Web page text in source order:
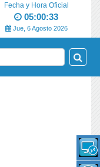
Fecha y Hora Oficial
05:00:33
Jue, 6 Agosto 2026